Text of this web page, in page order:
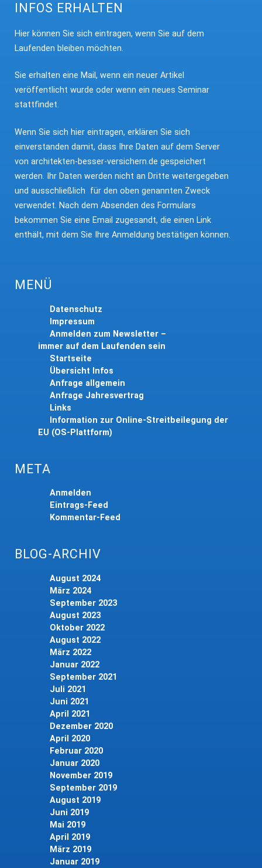
INFOS ERHALTEN
Hier können Sie sich eintragen, wenn Sie auf dem
Laufenden bleiben möchten.
Sie erhalten eine Mail, wenn ein neuer Artikel
veröffentlicht wurde oder wenn ein neues Seminar
stattfindet.
Wenn Sie sich hier eintragen, erklären Sie sich
einverstanden damit, dass Ihre Daten auf dem Server
von architekten-besser-versichern.de gespeichert
werden. Ihr Daten werden nicht an Dritte weitergegeben
und ausschließlich für den oben genannten Zweck
verwendet. Nach dem Absenden des Formulars
bekommen Sie eine Email zugesandt, die einen Link
enthält, mit dem Sie Ihre Anmeldung bestätigen können.
MENÜ
Datenschutz
Impressum
Anmelden zum Newsletter –
immer auf dem Laufenden sein
Startseite
Übersicht Infos
Anfrage allgemein
Anfrage Jahresvertrag
Links
Information zur Online-Streitbeilegung der
EU (OS-Plattform)
META
Anmelden
Eintrags-Feed
Kommentar-Feed
BLOG-ARCHIV
August 2024
März 2024
September 2023
August 2023
Oktober 2022
August 2022
März 2022
Januar 2022
September 2021
Juli 2021
Juni 2021
April 2021
Dezember 2020
April 2020
Februar 2020
Januar 2020
November 2019
September 2019
August 2019
Juni 2019
Mai 2019
April 2019
März 2019
Januar 2019